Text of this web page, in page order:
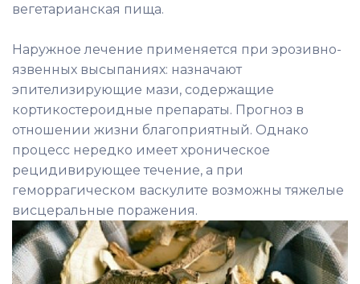
вегетарианская пища.
Наружное лечение применяется при эрозивно-
язвенных высыпаниях: назначают
эпителизирующие мази, содержащие
кортикостероидные препараты. Прогноз в
отношении жизни благоприятный. Однако
процесс нередко имеет хроническое
рецидивирующее течение, а при
геморрагическом васкулите возможны тяжелые
висцеральные поражения.